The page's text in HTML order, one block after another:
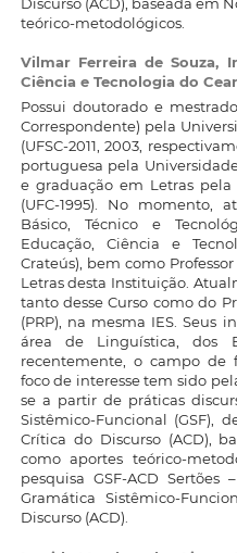
teórico-metodológicos.
Vilmar Ferreira de Souza,
Ciência e Tecnologia do
Possui doutorado e
Correspondente) pela
(UFSC-2011, 2003,
portuguesa pela
e graduação em Letras pela
(UFC-1995). No momento,
Básico, Técnico e
Educação, Ciência e
Crateús), bem como
Letras desta Instituição.
tanto desse Curso como do
(PRP), na mesma IES. Seus
área de Linguística, dos
recentemente, o campo de
foco de interesse tem sido
se a partir de práticas
Sistêmico-Funcional (GSF),
Crítica do Discurso (ACD),
como aportes teórico-
pesquisa GSF-ACD
Gramática Sistêmico-
Discurso (ACD).